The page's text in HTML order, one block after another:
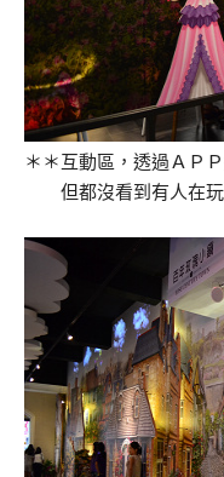
＊＊互動區，透過ＡＰ
但都沒看到有人在玩